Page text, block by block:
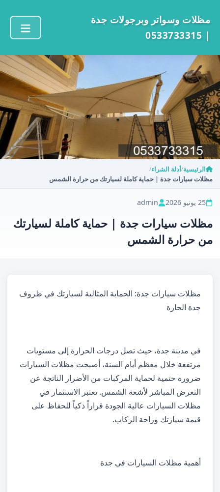
مظلات وسواتر وبرجولات جدة
| 0533733315
الرئيسية/أدلة الشراء/
مظلات سيارات جدة | حماية كاملة لسيارتك من حرارة الشمس
25 يونيو 2026 admin
مظلات سيارات جدة | حماية كاملة لسيارتك
من حرارة الشمس
مظلات سيارات جدة: الحماية المثالية لسيارتك في ظروف
جدة الحارة
في مدينة جدة، حيث تصل درجات الحرارة إلى مستويات
مرتفعة خلال معظم أيام السنة، أصبحت مظلات السيارات
ضرورة حتمية لحماية المركبات من الأضرار الناتجة عن
التعرض المباشر لأشعة الشمس. تعتبر الاستثمار في
مظلات السيارات عالية الجودة قراراً ذكياً للحفاظ على
قيمة سيارتك وراحة الركاب.
أهمية مظلات السيارات في جدة